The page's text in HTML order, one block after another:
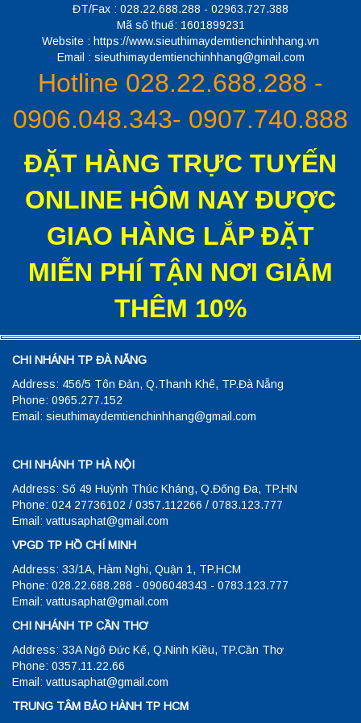
ĐT/Fax : 028.22.688.288 - 02963.727.388
Mã số thuế: 1601899231
Website : https://www.sieuthimaydemtienchinhhang.vn
Email : sieuthimaydemtienchinhhang@gmail.com
Hotline 028.22.688.288 -
0906.048.343- 0907.740.888
ĐẶT HÀNG TRỰC TUYẾN
ONLINE HÔM NAY ĐƯỢC
GIAO HÀNG LẮP ĐẶT
MIỄN PHÍ TẬN NƠI GIẢM
THÊM 10%
CHI NHÁNH TP ĐÀ NẴNG
Address: 456/5 Tôn Đản, Q.Thanh Khê, TP.Đà Nẵng
Phone: 0965.277.152
Email: sieuthimaydemtienchinhhang@gmail.com
CHI NHÁNH TP HÀ NỘI
Address: Số 49 Huỳnh Thúc Kháng, Q.Đống Đa, TP.HN
Phone: 024 27736102 / 0357.112266 / 0783.123.777
Email: vattusaphat@gmail.com
VPGD TP HỒ CHÍ MINH
Address: 33/1A, Hàm Nghi, Quận 1, TP.HCM
Phone: 028.22.688.288 - 0906048343 - 0783.123.777
Email: vattusaphat@gmail.com
CHI NHÁNH TP CẦN THƠ
Address: 33A Ngô Đức Kế, Q.Ninh Kiều, TP.Cần Thơ
Phone: 0357.11.22.66
Email: vattusaphat@gmail.com
TRUNG TÂM BẢO HÀNH TP HCM